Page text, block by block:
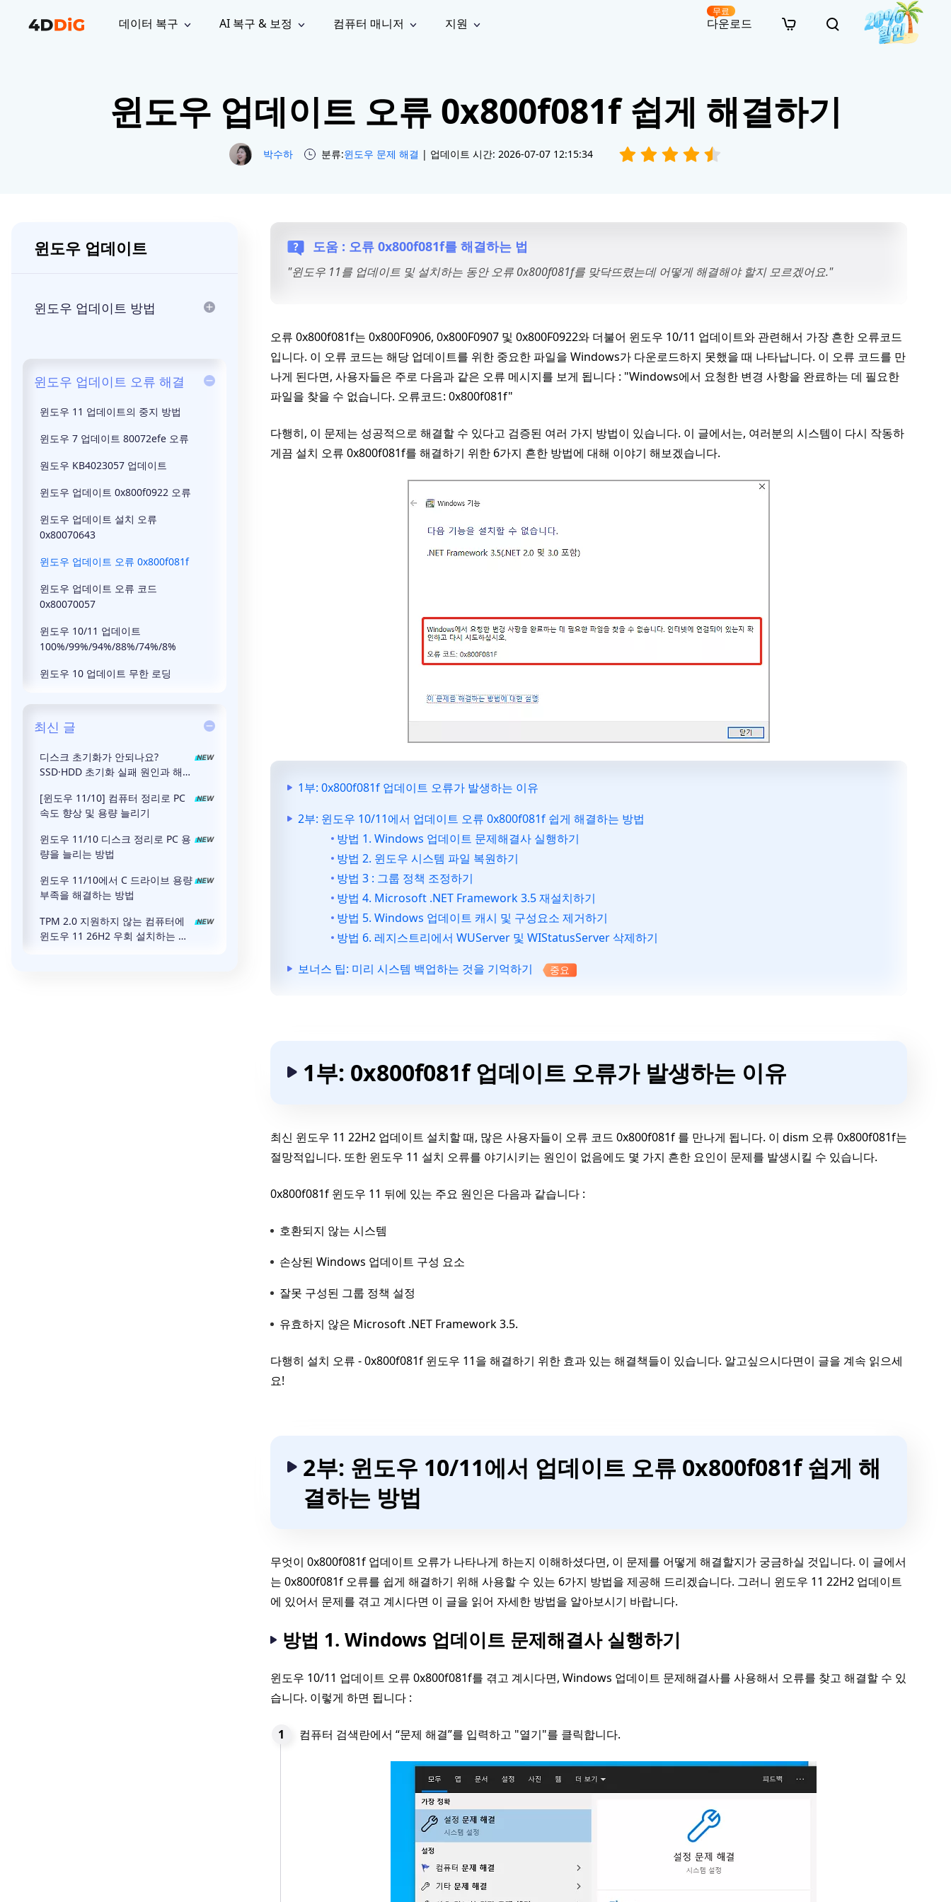
데이터 복구
윈도우에서 삭제된 파일 복구
프로 무료
WhatsApp 데이터 복구 LINE 데이터 복구
· SD 카드 복구
· 외장하드 복구
· USB 복구
· 파티션 복구
· 한글 파일 복구
· 오피스 파일 복구
· 사진 복구
AI 복구 & 보정
동영상
복구
사진 복
구
문서 복
구
오디오
영상 화
질 높이
질 높이
온라인 동영상 복구
온라인 사진 복구
온라인 문서 복구
온라인 오디오 복구
· AI 3D 액션 피규어 프롬프트
· 시네마틱 AI 이미지 프롬프트
· 애니메이션 실사 변환 프롬프트
· AI 애니메이션 인물 프롬프트
컴퓨터 매니저
Partition Manager
Windows용 간편 디스크 관리
Duplicate File Deleter
중복 파일 검색 및 삭제
Tenorshare Cleamio
Mac 최적화 및 정밀 클린
Dll Fixer
Windows DLL 오류 수정
손상된 PST/OST 파일 복구
Windows Boot Genius
Mac 문제 무료 복구
· 윈도우 11 우회 설치
· 중복 파일 찾기 (Win)
· 하드 디스크 복사
· 중복 파일 찾기 (Mac)
· C 드라이브 확장
· 디스크 공간 확보 (Win)
· MBR GPT 변환
지원
지원 센터
가이드, 라이선스, 문의
사용자 가이드
사용자 가이드 센터
모든 팁 & 해결 방법
다운로드
무료
윈도우 업데이트 오류 0x800f081f 쉽게 해결하기
박수하 분류:윈도우 문제 해결 | 업데이트 시간: 2026-07-07 12:15:34
윈도우 업데이트
윈도우 업데이트 방법
윈도우 업데이트 오류 해결
윈도우 11 업데이트의 중지 방법
윈도우 7 업데이트 80072efe 오류
원도우 KB4023057 업데이트
윈도우 업데이트 0x800f0922 오류
윈도우 업데이트 설치 오류
0x80070643
윈도우 업데이트 오류 0x800f081f
윈도우 업데이트 오류 코드
0x80070057
윈도우 10/11 업데이트
100%/99%/94%/88%/74%/8%
윈도우 10 업데이트 무한 로딩
최신 글
디스크 초기화가 안되나요?
SSD·HDD 초기화 실패 원인과 해결
[윈도우 11/10] 컴퓨터 정리로 PC
속도 향상 및 용량 늘리기
윈도우 11/10 디스크 정리로 PC 용
량을 늘리는 방법
윈도우 11/10에서 C 드라이브 용량
부족을 해결하는 방법
TPM 2.0 지원하지 않는 컴퓨터에
윈도우 11 26H2 우회 설치하는 방
도움 : 오류 0x800f081f를 해결하는 법
"윈도우 11를 업데이트 및 설치하는 동안 오류 0x800f081f를 맞닥뜨렸는데 어떻게 해결해야 할지 모르겠어요."
오류 0x800f081f는 0x800F0906, 0x800F0907 및 0x800F0922와 더불어 윈도우 10/11 업데이트와 관련해서 가장 흔한 오류코드
입니다. 이 오류 코드는 해당 업데이트를 위한 중요한 파일을 Windows가 다운로드하지 못했을 때 나타납니다. 이 오류 코드를 만
나게 된다면, 사용자들은 주로 다음과 같은 오류 메시지를 보게 됩니다 : "Windows에서 요청한 변경 사항을 완료하는 데 필요한
파일을 찾을 수 없습니다. 오류코드: 0x800f081f"
다행히, 이 문제는 성공적으로 해결할 수 있다고 검증된 여러 가지 방법이 있습니다. 이 글에서는, 여러분의 시스템이 다시 작동하
게끔 설치 오류 0x800f081f를 해결하기 위한 6가지 흔한 방법에 대해 이야기 해보겠습니다.
1부: 0x800f081f 업데이트 오류가 발생하는 이유
2부: 윈도우 10/11에서 업데이트 오류 0x800f081f 쉽게 해결하는 방법
방법 1. Windows 업데이트 문제해결사 실행하기
방법 2. 윈도우 시스템 파일 복원하기
방법 3 : 그룹 정책 조정하기
방법 4. Microsoft .NET Framework 3.5 재설치하기
방법 5. Windows 업데이트 캐시 및 구성요소 제거하기
방법 6. 레지스트리에서 WUServer 및 WIStatusServer 삭제하기
보너스 팁: 미리 시스템 백업하는 것을 기억하기
중요
1부: 0x800f081f 업데이트 오류가 발생하는 이유
최신 윈도우 11 22H2 업데이트 설치할 때, 많은 사용자들이 오류 코드 0x800f081f 를 만나게 됩니다. 이 dism 오류 0x800f081f는
절망적입니다. 또한 윈도우 11 설치 오류를 야기시키는 원인이 없음에도 몇 가지 흔한 요인이 문제를 발생시킬 수 있습니다.
0x800f081f 윈도우 11 뒤에 있는 주요 원인은 다음과 같습니다 :
호환되지 않는 시스템
손상된 Windows 업데이트 구성 요소
잘못 구성된 그룹 정책 설정
유효하지 않은 Microsoft .NET Framework 3.5.
다행히 설치 오류 - 0x800f081f 윈도우 11을 해결하기 위한 효과 있는 해결책들이 있습니다. 알고싶으시다면이 글을 계속 읽으세
요!
2부: 윈도우 10/11에서 업데이트 오류 0x800f081f 쉽게 해
결하는 방법
무엇이 0x800f081f 업데이트 오류가 나타나게 하는지 이해하셨다면, 이 문제를 어떻게 해결할지가 궁금하실 것입니다. 이 글에서
는 0x800f081f 오류를 쉽게 해결하기 위해 사용할 수 있는 6가지 방법을 제공해 드리겠습니다. 그러니 윈도우 11 22H2 업데이트
에 있어서 문제를 겪고 계시다면 이 글을 읽어 자세한 방법을 알아보시기 바랍니다.
방법 1. Windows 업데이트 문제해결사 실행하기
윈도우 10/11 업데이트 오류 0x800f081f를 겪고 계시다면, Windows 업데이트 문제해결사를 사용해서 오류를 찾고 해결할 수 있
습니다. 이렇게 하면 됩니다 :
컴퓨터 검색란에서 “문제 해결”를 입력하고 "열기"를 클릭합니다.